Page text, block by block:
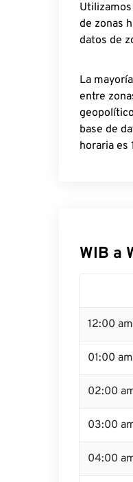
de zonas
datos de
La
entre
base de
horaria es
WIB a
12:00
01:00
02:00
03:00
04:00